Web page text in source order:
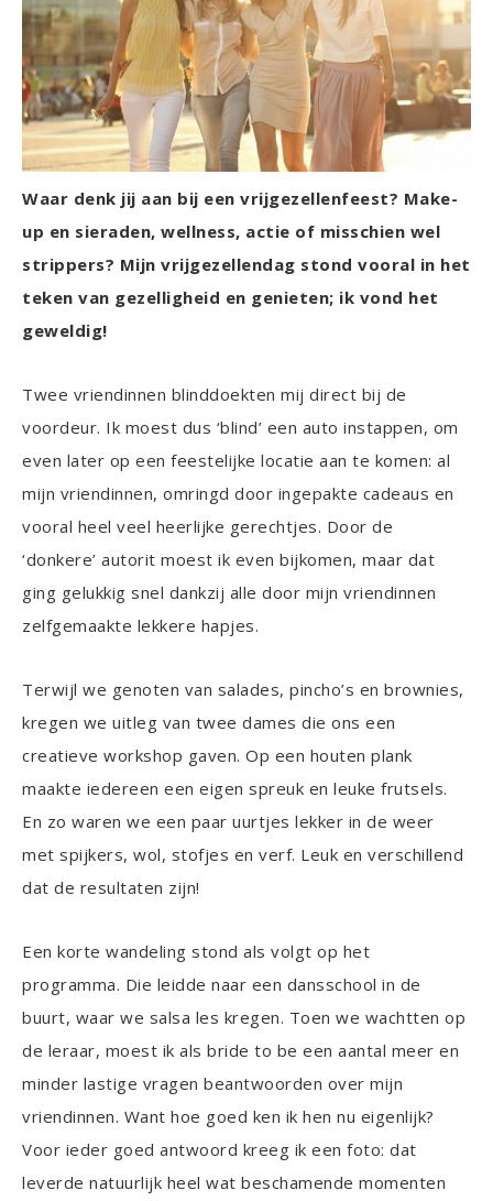
Waar denk jij aan bij een vrijgezellenfeest? Make-
up en sieraden, wellness, actie of misschien wel
strippers? Mijn vrijgezellendag stond vooral in het
teken van gezelligheid en genieten; ik vond het
geweldig!
Twee vriendinnen blinddoekten mij direct bij de
voordeur. Ik moest dus ‘blind’ een auto instappen, om
even later op een feestelijke locatie aan te komen: al
mijn vriendinnen, omringd door ingepakte cadeaus en
vooral heel veel heerlijke gerechtjes. Door de
‘donkere’ autorit moest ik even bijkomen, maar dat
ging gelukkig snel dankzij alle door mijn vriendinnen
zelfgemaakte lekkere hapjes.
Terwijl we genoten van salades, pincho’s en brownies,
kregen we uitleg van twee dames die ons een
creatieve workshop gaven. Op een houten plank
maakte iedereen een eigen spreuk en leuke frutsels.
En zo waren we een paar uurtjes lekker in de weer
met spijkers, wol, stofjes en verf. Leuk en verschillend
dat de resultaten zijn!
Een korte wandeling stond als volgt op het
programma. Die leidde naar een dansschool in de
buurt, waar we salsa les kregen. Toen we wachtten op
de leraar, moest ik als bride to be een aantal meer en
minder lastige vragen beantwoorden over mijn
vriendinnen. Want hoe goed ken ik hen nu eigenlijk?
Voor ieder goed antwoord kreeg ik een foto: dat
leverde natuurlijk heel wat beschamende momenten